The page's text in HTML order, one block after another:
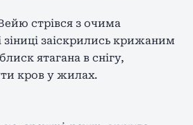
стрівся з очима
заіскрились крижаним
ятагана в снігу,
кров у жилах.